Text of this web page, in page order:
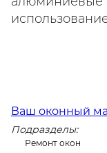
Ваш оконный
Подразделы:
Ремонт окон